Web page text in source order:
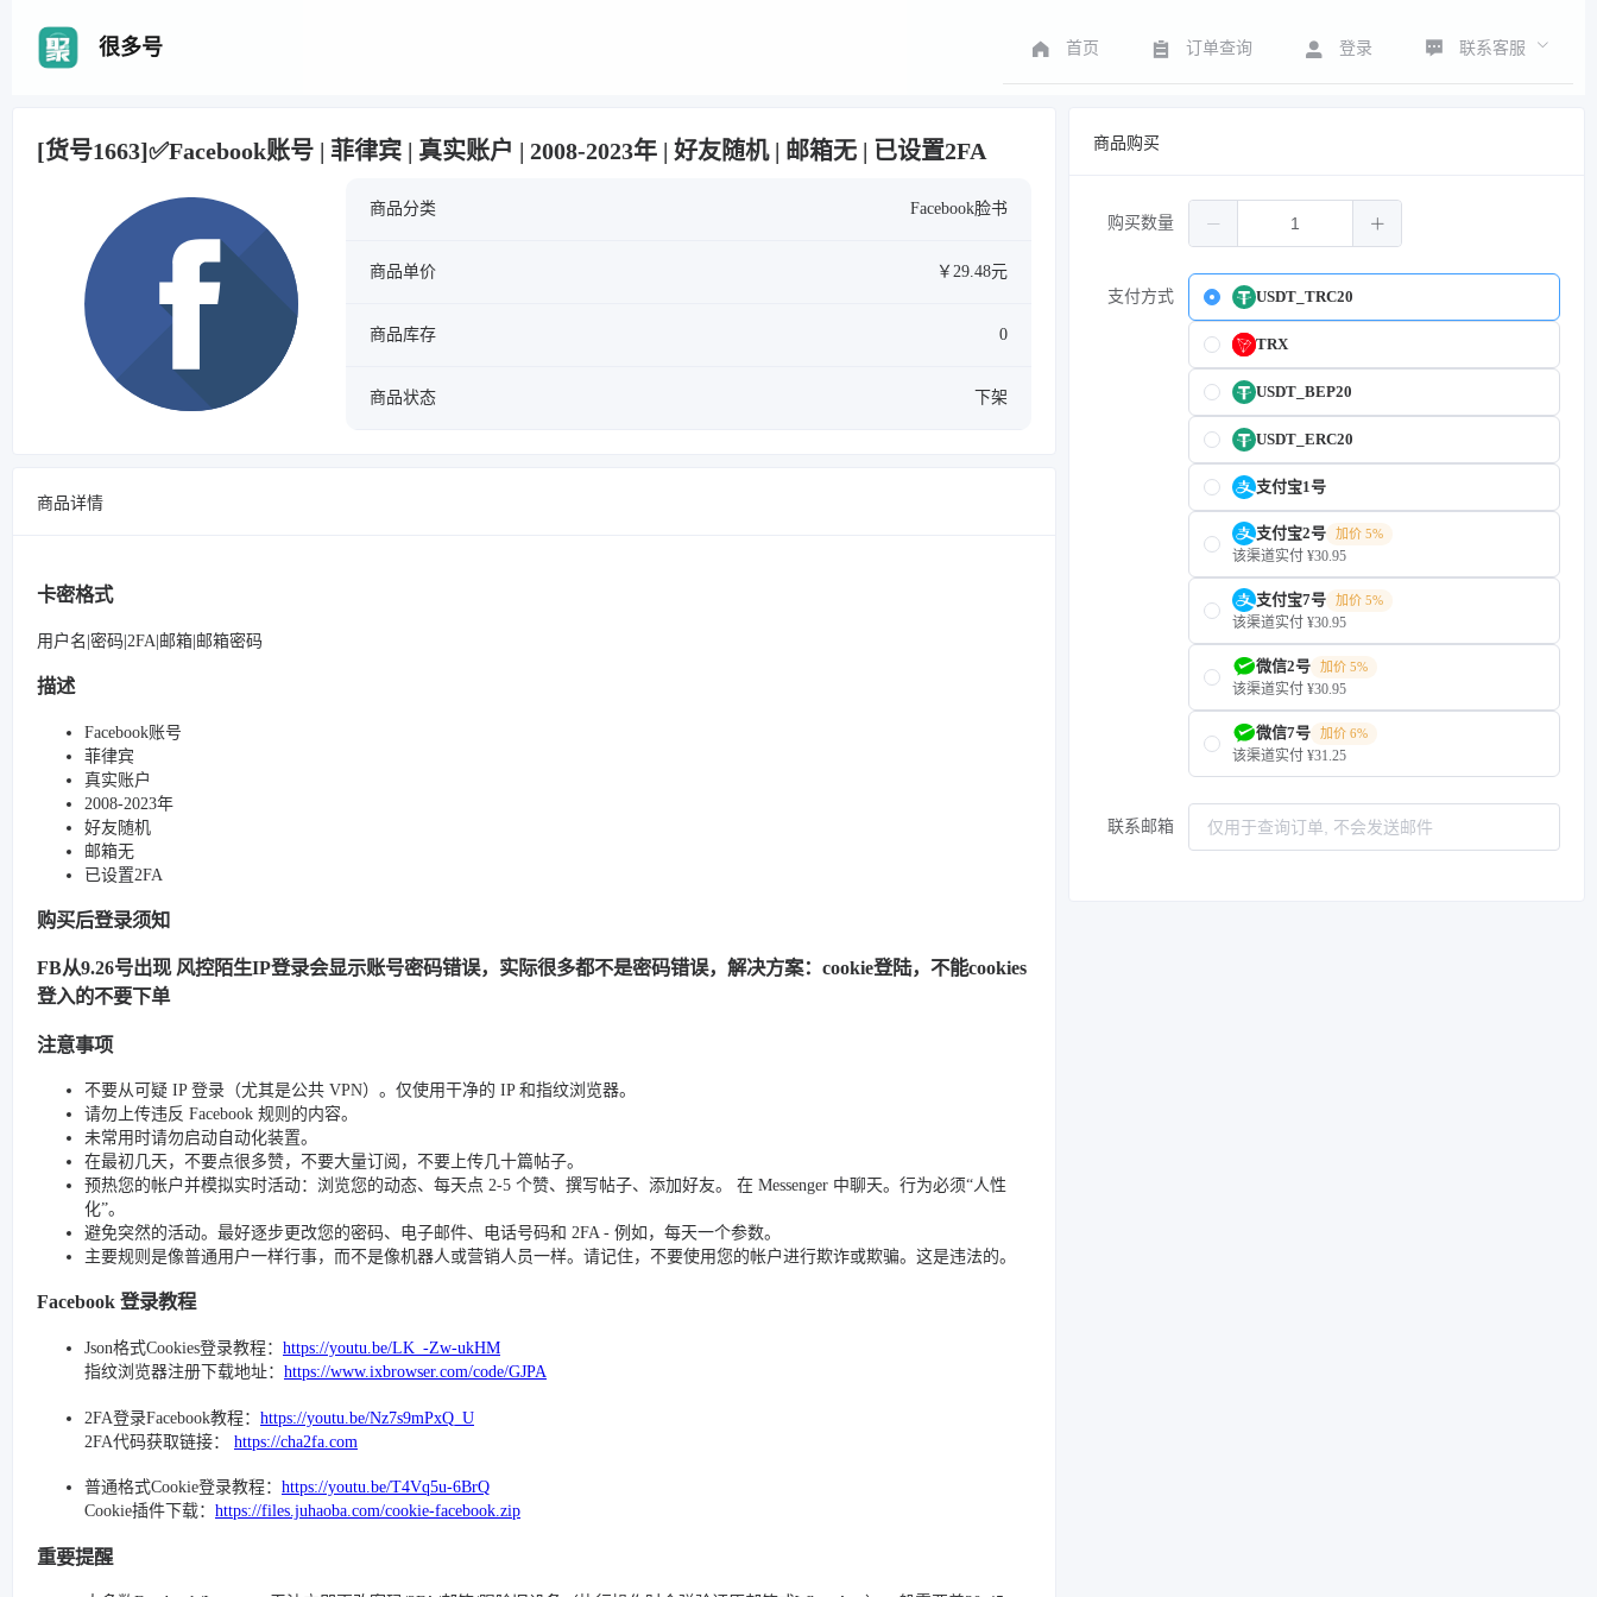
很多号 首页 订单查询 登录 联系客服
[货号1663]✅Facebook账号 | 菲律宾 | 真实账户 | 2008-2023年 | 好友随机 | 邮箱无 | 已设置2FA
商品分类 Facebook脸书
商品单价 ￥29.48元
商品库存 0
商品状态 下架
商品详情
卡密格式
用户名|密码|2FA|邮箱|邮箱密码
描述
Facebook账号
菲律宾
真实账户
2008-2023年
好友随机
邮箱无
已设置2FA
购买后登录须知
FB从9.26号出现 风控陌生IP登录会显示账号密码错误，实际很多都不是密码错误，解决方案：cookie登陆，不能cookies
登入的不要下单
注意事项
不要从可疑 IP 登录（尤其是公共 VPN）。仅使用干净的 IP 和指纹浏览器。
请勿上传违反 Facebook 规则的内容。
未常用时请勿启动自动化装置。
在最初几天，不要点很多赞，不要大量订阅，不要上传几十篇帖子。
预热您的帐户并模拟实时活动：浏览您的动态、每天点 2-5 个赞、撰写帖子、添加好友。 在 Messenger 中聊天。行为必须“人性
化”。
避免突然的活动。最好逐步更改您的密码、电子邮件、电话号码和 2FA - 例如，每天一个参数。
主要规则是像普通用户一样行事，而不是像机器人或营销人员一样。请记住，不要使用您的帐户进行欺诈或欺骗。这是违法的。
Facebook 登录教程
Json格式Cookies登录教程： https://youtu.be/LK_-Zw-ukHM
指纹浏览器注册下载地址： https://www.ixbrowser.com/code/GJPA
2FA登录Facebook教程： https://youtu.be/Nz7s9mPxQ_U
2FA代码获取链接： https://cha2fa.com
普通格式Cookie登录教程： https://youtu.be/T4Vq5u-6BrQ
Cookie插件下载： https://files.juhaoba.com/cookie-facebook.zip
重要提醒
商品购买
购买数量
支付方式 USDT_TRC20
TRX
USDT_BEP20
USDT_ERC20
支付宝1号
支付宝2号 加价 5%
该渠道实付 ¥30.95
支付宝7号 加价 5%
该渠道实付 ¥30.95
微信2号 加价 5%
该渠道实付 ¥30.95
微信7号 加价 6%
该渠道实付 ¥31.25
联系邮箱